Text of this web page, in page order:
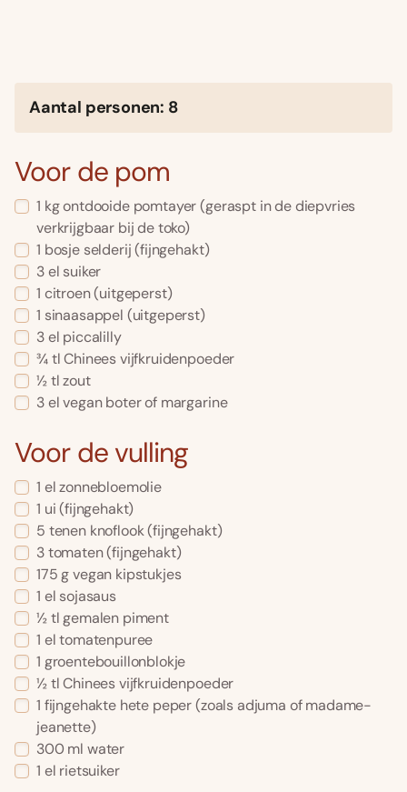
Aantal personen: 8
Voor de pom
1 kg ontdooide pomtayer (geraspt in de diepvries
verkrijgbaar bij de toko)
1 bosje selderij (fijngehakt)
3 el suiker
1 citroen (uitgeperst)
1 sinaasappel (uitgeperst)
3 el piccalilly
¾ tl Chinees vijfkruidenpoeder
½ tl zout
3 el vegan boter of margarine
Voor de vulling
1 el zonnebloemolie
1 ui (fijngehakt)
5 tenen knoflook (fijngehakt)
3 tomaten (fijngehakt)
175 g vegan kipstukjes
1 el sojasaus
½ tl gemalen piment
1 el tomatenpuree
1 groentebouillonblokje
½ tl Chinees vijfkruidenpoeder
1 fijngehakte hete peper (zoals adjuma of madame-
jeanette)
300 ml water
1 el rietsuiker